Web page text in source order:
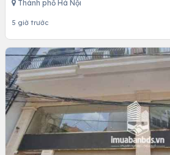
Thành phố Hà Nội
5 giờ trước